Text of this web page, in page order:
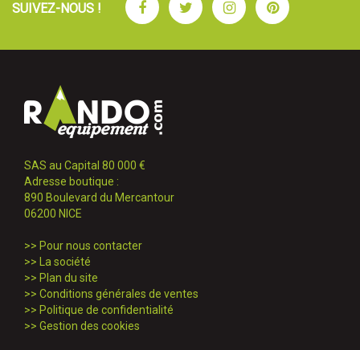
SUIVEZ-NOUS ! FacebookTwitterInstagramPinterest
SAS au Capital 80 000 €
Adresse boutique :
890 Boulevard du Mercantour
06200 NICE
>> Pour nous contacter
>> La société
>> Plan du site
>> Conditions générales de ventes
>> Politique de confidentialité
>> Gestion des cookies